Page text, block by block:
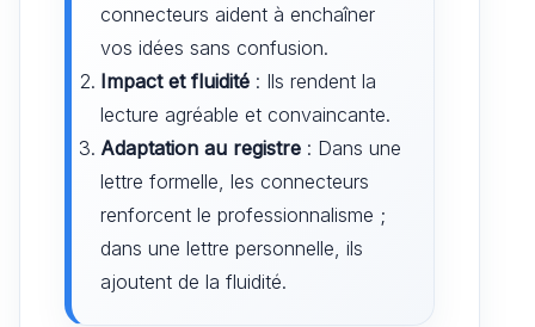
connecteurs aident à enchaîner
vos idées sans confusion.
Impact et fluidité : Ils rendent la
lecture agréable et convaincante.
Adaptation au registre : Dans une
lettre formelle, les connecteurs
renforcent le professionnalisme ;
dans une lettre personnelle, ils
ajoutent de la fluidité.